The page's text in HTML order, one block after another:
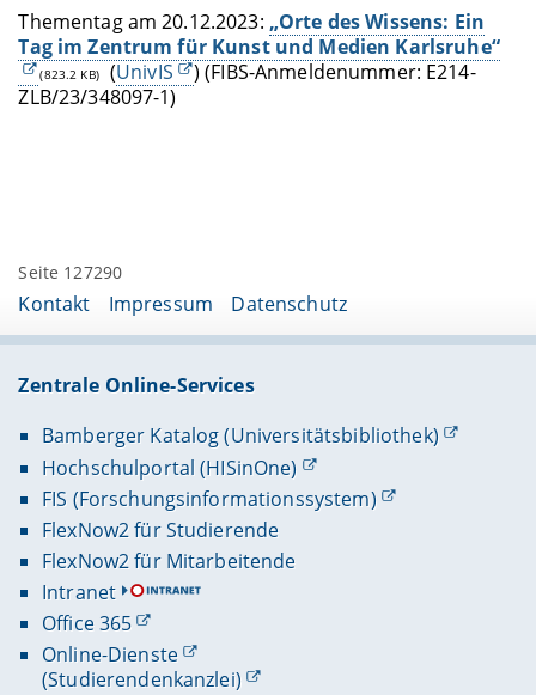
Thementag am 20.12.2023: „Orte des Wissens: Ein
Tag im Zentrum für Kunst und Medien Karlsruhe“
(823.2 KB) (UnivIS
) (FIBS-Anmeldenummer: E214-
ZLB/23/348097-1)
Seite 127290
Kontakt Impressum Datenschutz
Zentrale Online-Services
Bamberger Katalog (Universitätsbibliothek)
Hochschulportal (HISinOne)
FIS (Forschungsinformationssystem)
FlexNow2 für Studierende
FlexNow2 für Mitarbeitende
Intranet
Office 365
Online-Dienste
(Studierendenkanzlei)